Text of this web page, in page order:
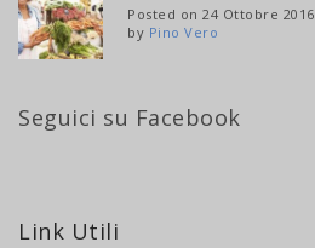
Posted on 24 Ottobre 2016
by Pino Vero
Seguici su Facebook
Link Utili